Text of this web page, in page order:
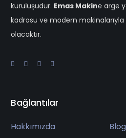
kuruluşudur. Emas Makine arge
kadrosu ve modern makinalarıyla
olacaktır.
Bağlantılar
Hakkımızda
Blog